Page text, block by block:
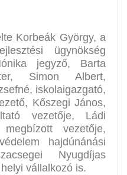
Korbeák György, a
ügynökség
jegyző, Barta
Simon Albert,
iskolaigazgató,
Kőszegi János,
vezetője, Ládi
vezetője,
hajdúnánási
Nyugdíjas
vállalkozó is.